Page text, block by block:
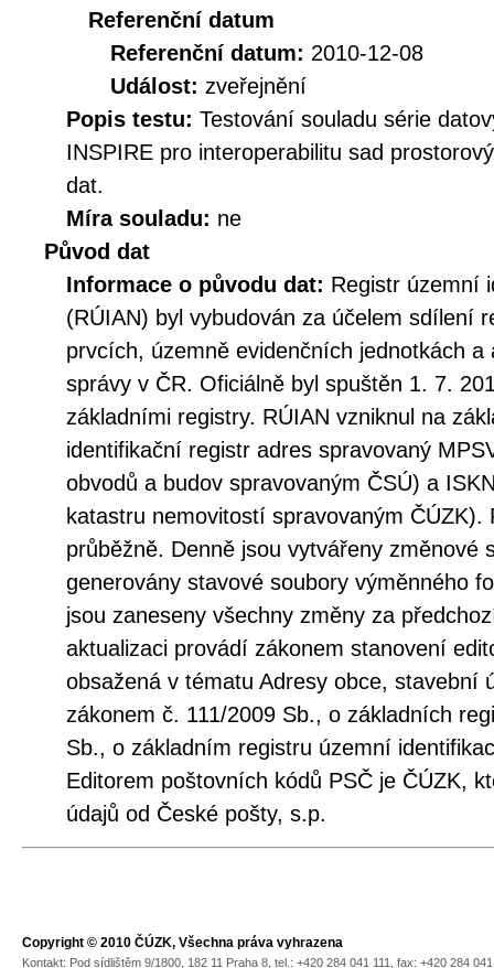
Referenční datum
Referenční datum: 2010-12-08
Událost: zveřejnění
Popis testu: Testování souladu série
INSPIRE pro interoperabilitu sad
dat.
Míra souladu: ne
Původ dat
Informace o původu dat: Registr územní
(RÚIAN) byl vybudován za účelem sdílení
prvcích, územně evidenčních jednotkách
správy v ČR. Oficiálně byl spuštěn 1. 7.
základními registry. RÚIAN vzniknul na
identifikační registr adres spravovaný
obvodů a budov spravovaným ČSÚ) a
katastru nemovitostí spravovaným ČÚZK).
průběžně. Denně jsou vytvářeny změnové
generovány stavové soubory výměnného
jsou zaneseny všechny změny za
aktualizaci provádí zákonem stanovení
obsažená v tématu Adresy obce, stavební
zákonem č. 111/2009 Sb., o základních
Sb., o základním registru územní
Editorem poštovních kódů PSČ je ČÚZK,
údajů od České pošty, s.p.
Copyright © 2010 ČÚZK, Všechna práva vyhrazena
Kontakt: Pod sídlištěm 9/1800, 182 11 Praha 8, tel.: +420 284 041 111, fax: +420 284